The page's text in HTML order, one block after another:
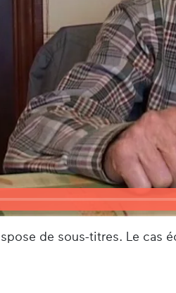
de sous-titres. Le cas